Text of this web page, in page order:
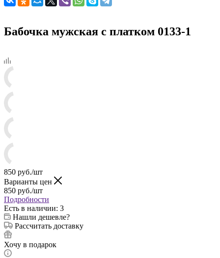
Бабочка мужская с платком 0133-1
850 руб./шт
Варианты цен
850 руб./шт
Подробности
Есть в наличии: 3
Нашли дешевле?
Рассчитать доставку
Хочу в подарок